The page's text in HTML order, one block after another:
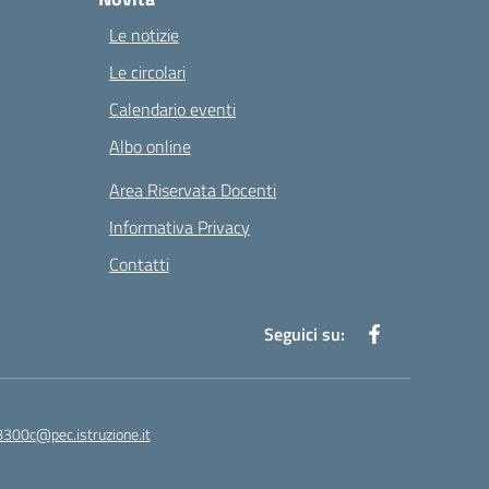
Le notizie
Le circolari
Calendario eventi
Albo online
Area Riservata Docenti
Informativa Privacy
Contatti
Seguici su: